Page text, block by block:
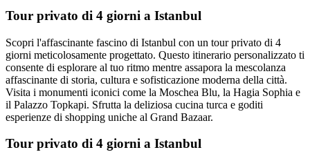
Tour privato di 4 giorni a Istanbul
Scopri l'affascinante fascino di Istanbul con un tour privato di 4
giorni meticolosamente progettato. Questo itinerario personalizzato ti
consente di esplorare al tuo ritmo mentre assapora la mescolanza
affascinante di storia, cultura e sofisticazione moderna della città.
Visita i monumenti iconici come la Moschea Blu, la Hagia Sophia e
il Palazzo Topkapi. Sfrutta la deliziosa cucina turca e goditi
esperienze di shopping uniche al Grand Bazaar.
Tour privato di 4 giorni a Istanbul